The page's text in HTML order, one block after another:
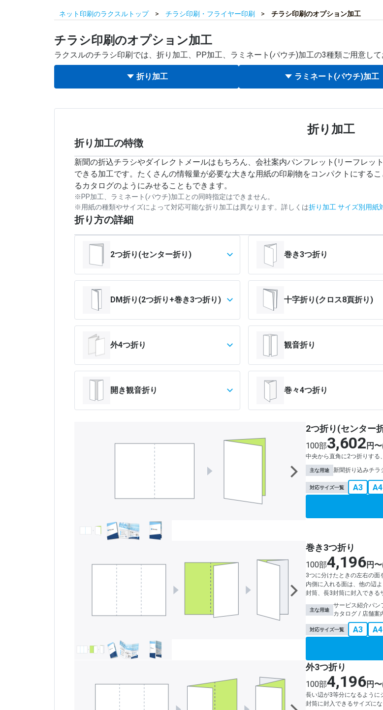
ネット印刷のラクスルトップ チラシ印刷・フライヤー印刷 チラシ印刷のオプション加工
チラシ印刷のオプション加工
ラクスルのチラシ印刷では、折り加工、PP加工、ラミネート(パウチ)加工の3種類ご用意して
折り加工 ラミネート(パウチ)加工
折り加工
折り加工の特徴
新聞の折込チラシやダイレクトメールはもちろん、会社案内パンフレット(リーフレッ
できる加工です。たくさんの情報量が必要な大きな用紙の印刷物をコンパクトにする
るカタログのようにみせることもできます。
※PP加工、ラミネート(パウチ)加工との同時指定はできません。
※用紙の種類やサイズによって対応可能な折り加工は異なります。詳しくは折り加工 サイズ別用紙
折り方の詳細
2つ折り(センター折り) 巻き3つ折り
DM折り(2つ折り+巻き3つ折り) 十字折り(クロス8頁折り)
外4つ折り 観音折り
開き観音折り 巻々4つ折り
2つ折り(センター
100部3,602 円〜
中央から直角に2つ折りする
主な用途 新聞折り込みチラ
対応サイズ一覧 A3 A4
巻き3つ折り
100部4,196円〜
3つに分けたときの左右の面
内側に入れる面は、他の辺
封筒、長3封筒に封入できる
主な用途
サービス紹介パン
カタログ / 店舗案
対応サイズ一覧 A3 A4
外3つ折り
100部4,196円〜
長い辺が3等分になるように
封筒に封入できるサイズにな